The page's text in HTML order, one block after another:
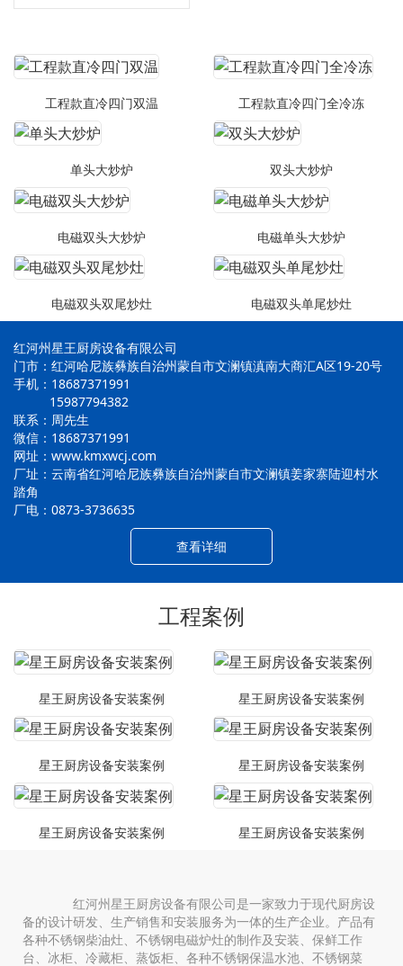
工程款直冷四门双温 工程款直冷四门全冷冻
单头大炒炉 双头大炒炉
电磁双头大炒炉 电磁单头大炒炉
电磁双头双尾炒灶 电磁双头单尾炒灶
红河州星王厨房设备有限公司
门市：红河哈尼族彝族自治州蒙自市文澜镇滇南大商汇A区19-20号
手机：18687371991
15987794382
联系：周先生
微信：18687371991
网址：www.kmxwcj.com
厂址：云南省红河哈尼族彝族自治州蒙自市文澜镇姜家寨陆迎村水
踏角
厂电：0873-3736635
查看详细
工程案例
星王厨房设备安装案例 星王厨房设备安装案例
星王厨房设备安装案例 星王厨房设备安装案例
星王厨房设备安装案例 星王厨房设备安装案例
红河州星王厨房设备有限公司是一家致力于现代厨房设
备的设计研发、生产销售和安装服务为一体的生产企业。产品有
各种不锈钢柴油灶、不锈钢电磁炉灶的制作及安装、保鲜工作
台、冰柜、冷藏柜、蒸饭柜、各种不锈钢保温水池、不锈钢菜